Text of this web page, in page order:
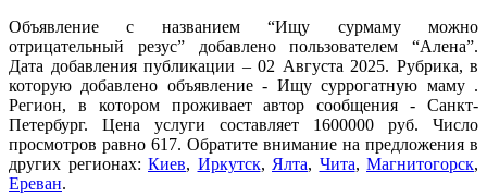
Объявление с названием “Ищу сурмаму можно
отрицательный резус” добавлено пользователем “Алена”.
Дата добавления публикации – 02 Августа 2025. Рубрика, в
которую добавлено объявление - Ищу суррогатную маму .
Регион, в котором проживает автор сообщения - Санкт-
Петербург. Цена услуги составляет 1600000 руб. Число
просмотров равно 617. Обратите внимание на предложения в
других регионах: Киев, Иркутск, Ялта, Чита, Магнитогорск,
Ереван.